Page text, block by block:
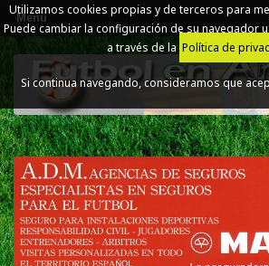
Utilizamos cookies propias y de terceros para
Puede cambiar la configuración de su navegador
a través de la Política de
Si continua navegando, consideramos que
Menú